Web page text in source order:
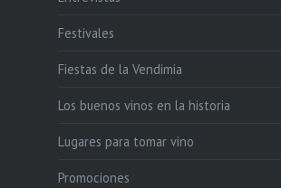
Festivales
Fiestas de la Vendimia
Los buenos vinos en la historia
Lugares para tomar vino
Promociones